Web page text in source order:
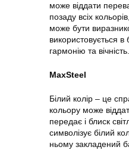
може віддати
позаду всіх
може бути
використовується в
гармонію та вічність.
MaxSteel
Білий колір – це
кольору може
передає і блиск
символізує білий
ньому закладений